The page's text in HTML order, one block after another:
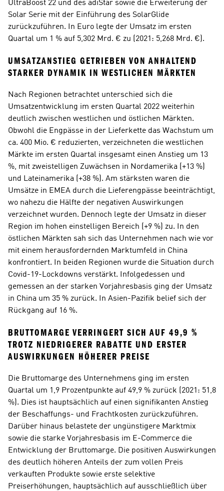
UltraBoost 22 und des adiStar sowie die Erweiterung der
Solar Serie mit der Einführung des SolarGlide
zurückzuführen. In Euro legte der Umsatz im ersten
Quartal um 1 % auf 5,302 Mrd. € zu (2021: 5,268 Mrd. €).
UMSATZANSTIEG GETRIEBEN VON ANHALTEND
STARKER DYNAMIK IN WESTLICHEN MÄRKTEN
Nach Regionen betrachtet unterschied sich die
Umsatzentwicklung im ersten Quartal 2022 weiterhin
deutlich zwischen westlichen und östlichen Märkten.
Obwohl die Engpässe in der Lieferkette das Wachstum um
ca. 400 Mio. € reduzierten, verzeichneten die westlichen
Märkte im ersten Quartal insgesamt einen Anstieg um 13
%, mit zweistelligen Zuwächsen in Nordamerika (+13 %)
und Lateinamerika (+38 %). Am stärksten waren die
Umsätze in EMEA durch die Lieferengpässe beeinträchtigt,
wo nahezu die Hälfte der negativen Auswirkungen
verzeichnet wurden. Dennoch legte der Umsatz in dieser
Region im hohen einstelligen Bereich (+9 %) zu. In den
östlichen Märkten sah sich das Unternehmen nach wie vor
mit einem herausfordernden Marktumfeld in China
konfrontiert. In beiden Regionen wurde die Situation durch
Covid-19-Lockdowns verstärkt. Infolgedessen und
gemessen an der starken Vorjahresbasis ging der Umsatz
in China um 35 % zurück. In Asien-Pazifik belief sich der
Rückgang auf 16 %.
BRUTTOMARGE VERRINGERT SICH AUF 49,9 %
TROTZ NIEDRIGERER RABATTE UND ERSTER
AUSWIRKUNGEN HÖHERER PREISE
Die Bruttomarge des Unternehmens ging im ersten
Quartal um 1,9 Prozentpunkte auf 49,9 % zurück (2021: 51,8
%). Dies ist hauptsächlich auf einen signifikanten Anstieg
der Beschaffungs- und Frachtkosten zurückzuführen.
Darüber hinaus belastete der ungünstigere Marktmix
sowie die starke Vorjahresbasis im E-Commerce die
Entwicklung der Bruttomarge. Die positiven Auswirkungen
des deutlich höheren Anteils der zum vollen Preis
verkauften Produkte sowie erste selektive
Preiserhöhungen, hauptsächlich auf ausschließlich über